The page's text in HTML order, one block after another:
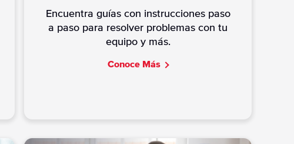
Encuentra guías con instrucciones paso
a paso para resolver problemas con tu
equipo y más.
Conoce Más